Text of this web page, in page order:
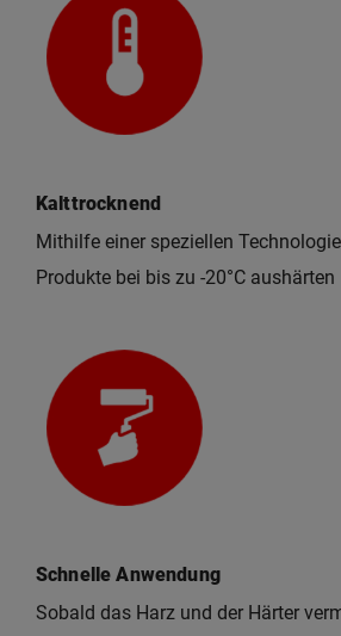
Kalttrocknend
Mithilfe einer speziellen
Produkte bei bis zu -20°C aushärten
Schnelle Anwendung
Sobald das Harz und der Härter